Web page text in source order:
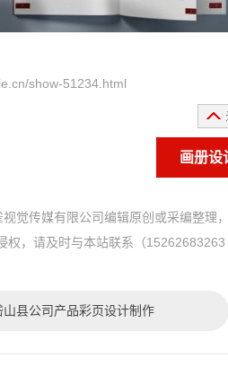
show-51234.html
画册设
觉传媒有限公司编辑原创或采编整
权，请及时与本站联系（15262683263
山县公司产品彩页设计制作